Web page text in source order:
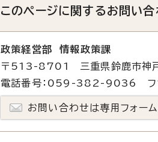
このページに関するお問い合
政策経営部 情報政策課
〒513-8701 三重県鈴鹿市神
電話番号：059-382-9036 フ
お問い合わせは専用フォー